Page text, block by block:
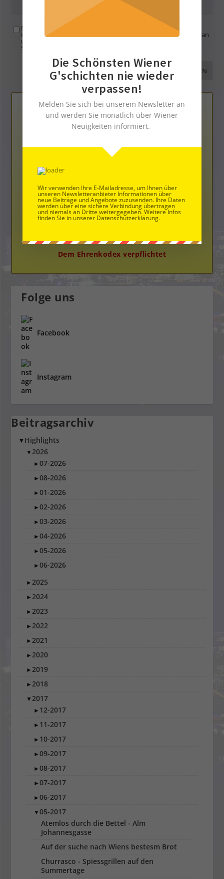
Mit der Nutzung dieses Formulars übertragen Sie Ihren
Kommentar, Name, Email und IP-Adresse (und ev. Webseite) an
uns und erklären sich einverstanden, dass diese auf unserem
Server gespeichert werden. Siehe
Die Neue Bloggerplattform
Dem Ehrenkodex verpflichtet
Folge uns
Facebook
Instagram
Beitragsarchiv
▼ Highlights
▼2026
►07-2026
►08-2026
►01-2026
►02-2026
►03-2026
►04-2026
►05-2026
►06-2026
►2025
►2024
►2023
►2022
►2021
►2020
►2019
►2018
▼2017
► 12-2017
► 11-2017
► 10-2017
►09-2017
►08-2017
►07-2017
►06-2017
▼05-2017
Atemlos durch die Bettel - Alm
Johannesgasse
Auf der suche nach Wiens bestesm Brot
Churrasco - Spiessgrillen auf den
Summertage
Die Schönsten Wiener
G'schichten nie wieder
verpassen!
Melden Sie sich bei unserem Newsletter an
und werden Sie monatlich über Wiener
Neuigkeiten informiert.
Wir verwenden Ihre E-Mailadresse, um Ihnen über
unseren Newsletteranbieter Informationen über
neue Beiträge und Angebote zuzusenden. Ihre Daten
werden über eine sichere Verbindung übertragen
und niemals an Dritte weitergegeben. Weitere Infos
finden Sie in unserer Datenschutzerklärung.